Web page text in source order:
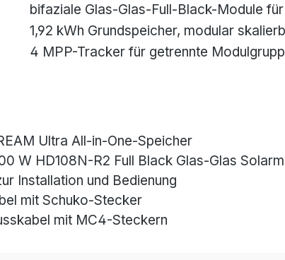
bifaziale Glas-Glas-Full-Black-Module
1,92 kWh Grundspeicher, modular
4 MPP-Tracker für getrennte
Ultra All-in-One-Speicher
W HD108N-R2 Full Black Glas-Glas
Installation und Bedienung
mit Schuko-Stecker
mit MC4-Steckern